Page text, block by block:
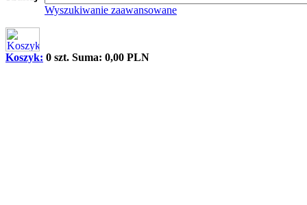
Wyszukiwanie zaawansowane
Koszyk: 0 szt. Suma: 0,00 PLN